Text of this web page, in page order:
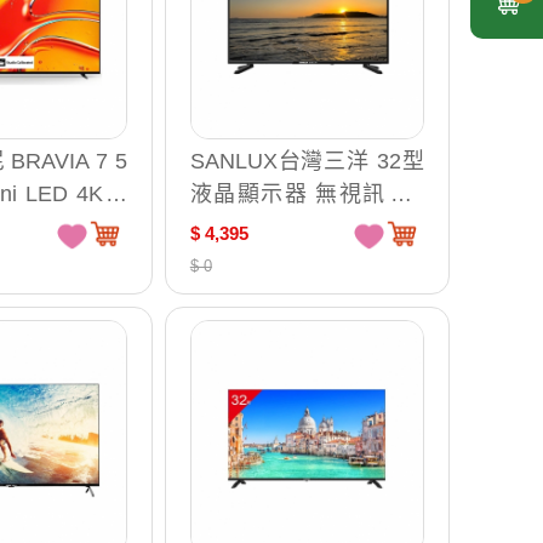
BRAVIA 7 5
LED 4K H
TV 液晶顯
SANLUX台灣三洋 32型
液晶顯示器 無視訊盒 /
台 SMT-32AM3
$ 4,395
$ 0